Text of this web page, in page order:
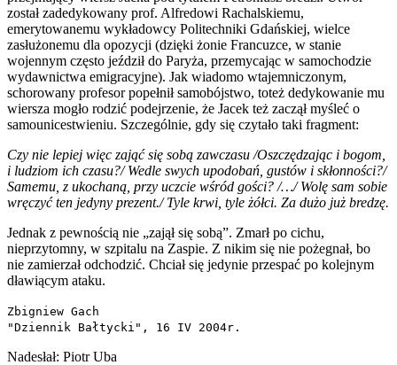
został zadedykowany prof. Alfredowi Rachalskiemu,
emerytowanemu wykładowcy Politechniki Gdańskiej, wielce
zasłużonemu dla opozycji (dzięki żonie Francuzce, w stanie
wojennym często jeździł do Paryża, przemycając w samochodzie
wydawnictwa emigracyjne). Jak wiadomo wtajemniczonym,
schorowany profesor popełnił samobójstwo, toteż dedykowanie mu
wiersza mogło rodzić podejrzenie, że Jacek też zaczął myśleć o
samounicestwieniu. Szczególnie, gdy się czytało taki fragment:
Czy nie lepiej więc zająć się sobą zawczasu /Oszczędzając i bogom,
i ludziom ich czasu?/ Wedle swych upodobań, gustów i skłonności?/
Samemu, z ukochaną, przy uczcie wśród gości? /…/ Wolę sam sobie
wręczyć ten jedyny prezent./ Tyle krwi, tyle żółci. Za dużo już bredzę.
Jednak z pewnością nie „zajął się sobą”. Zmarł po cichu,
nieprzytomny, w szpitalu na Zaspie. Z nikim się nie pożegnał, bo
nie zamierzał odchodzić. Chciał się jedynie przespać po kolejnym
dławiącym ataku.
Zbigniew Gach
"Dziennik Bałtycki", 16 IV 2004r.
Nadesłał: Piotr Uba